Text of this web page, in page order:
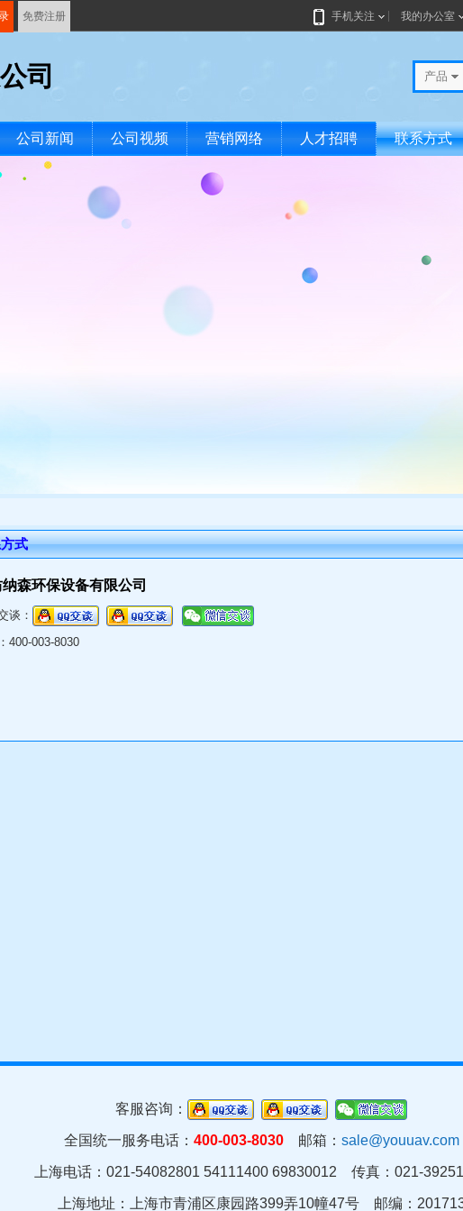
免费注册 手机关注 我的办公室
司 产品
公司新闻 公司视频 营销网络 人才招聘 联系方式
式
森环保设备有限公司
谈：
400-003-8030
客服咨询：
全国统一服务电话： 400-003-8030邮箱： sale@youuav.com
上海电话：021-54082801 54111400 69830012 传真：021-
上海地址：上海市青浦区康园路399弄10幢47号 邮编：